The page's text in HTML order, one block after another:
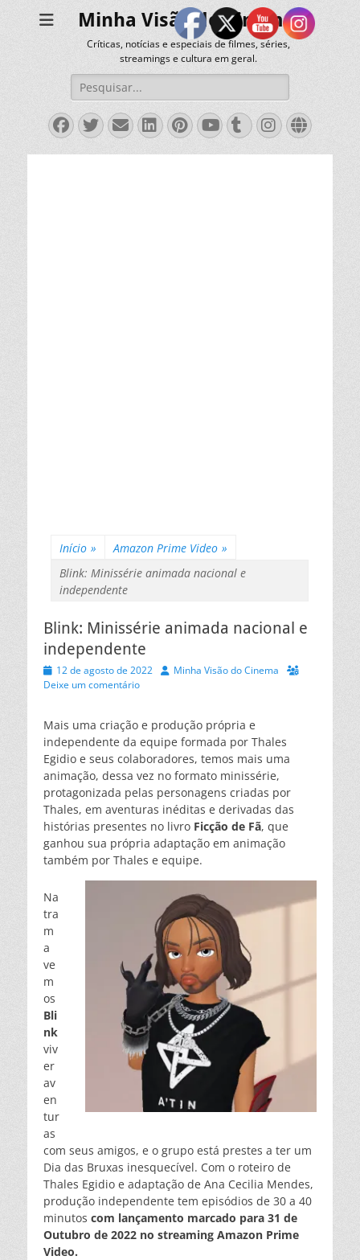
Minha Visão do Cinema
Críticas, notícias e especiais de filmes, séries,
streamings e cultura em geral.
Pesquisar
por:
Facebook
Twitter
EmailLinkedIn
Pinterest
YouTube
Tumblr
Início » Amazon Prime Video »
Blink: Minissérie animada nacional e
independente
Blink: Minissérie animada nacional e
independente
Posted
on
12 de agosto de 2022 AutorMinha Visão do Cinema
Deixe um comentário
Mais uma criação e produção própria e
independente da equipe formada por Thales
Egidio e seus colaboradores, temos mais uma
animação, dessa vez no formato minissérie,
protagonizada pelas personagens criadas por
Thales, em aventuras inéditas e derivadas das
histórias presentes no livro Ficção de Fã, que
ganhou sua própria adaptação em animação
também por Thales e equipe.
Na
tra
m
a
ve
m
os
Bli
nk
viv
er
av
en
tur
as
com seus amigos, e o grupo está prestes a ter um
Dia das Bruxas inesquecível. Com o roteiro de
Thales Egidio e adaptação de Ana Cecilia Mendes,
produção independente tem episódios de 30 a 40
minutos com lançamento marcado para 31 de
Outubro de 2022 no streaming Amazon Prime
Video.